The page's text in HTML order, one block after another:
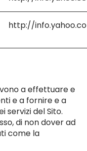
http://
a effettuare e
e a fornire e a
servizi del Sito.
di non dover ad
come la